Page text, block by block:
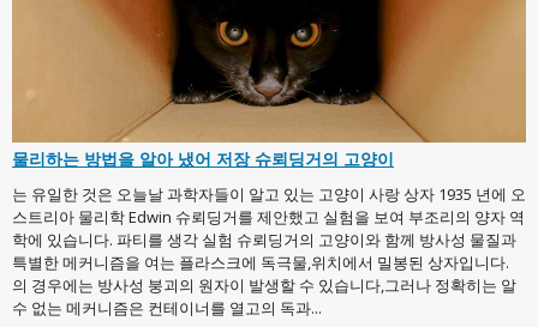
물리하는 방법을 알아 냈어 저장 슈뢰딩거의 고양이
는 유일한 것은 오늘날 과학자들이 알고 있는 고양이 사랑 상자 1935 년에 오
스트리아 물리학 Edwin 슈뢰딩거를 제안했고 실험을 보여 부조리의 양자 역
학에 있습니다. 파티를 생각 실험 슈뢰딩거의 고양이와 함께 방사성 물질과
특별한 메커니즘을 여는 플라스크에 독극물,위치에서 밀봉된 상자입니다.
의 경우에는 방사성 붕괴의 원자이 발생할 수 있습니다,그러나 정확히는 알
수 없는 메커니즘은 컨테이너를 열고의 독과...